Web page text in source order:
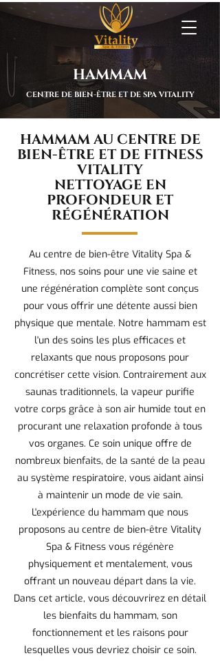
HAMMAM
CENTRE DE BIEN-ÊTRE ET DE SPA VITALITY
HAMMAM AU CENTRE DE
BIEN-ÊTRE ET DE FITNESS
VITALITY
NETTOYAGE EN
PROFONDEUR ET
RÉGÉNÉRATION
Au centre de bien-être Vitality Spa &
Fitness, nos soins pour une vie saine et
une régénération complète sont conçus
pour vous offrir une détente aussi bien
physique que mentale. Notre hammam est
l'un des soins les plus efficaces et
relaxants que nous proposons pour
concrétiser cette vision. Contrairement aux
saunas traditionnels, la vapeur purifie
votre corps grâce à son air humide tout en
procurant une relaxation profonde à tous
vos organes. Ce soin unique offre de
nombreux bienfaits, de la santé de la peau
au système respiratoire, vous aidant ainsi
à maintenir un mode de vie sain.
L'expérience du hammam que nous
proposons au centre de bien-être Vitality
Spa & Fitness vous régénère
physiquement et mentalement, vous
offrant un nouveau départ dans la vie.
Dans cet article, vous découvrirez en détail
les bienfaits du hammam, son
fonctionnement et les raisons pour
lesquelles vous devriez choisir ce soin.